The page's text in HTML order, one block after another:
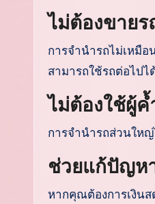
ไม่ต้องขายร
การจำนำรถไม่เหมื
สามารถใช้รถต่อไป
ไม่ต้องใช้ผู้
การจำนำรถส่วนให
ช่วยแก้ปัญห
หากคุณต้องการเงิน